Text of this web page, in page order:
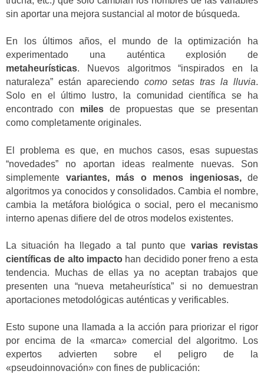
sin aportar una mejora sustancial al motor de búsqueda.
En los últimos años, el mundo de la optimización ha
experimentado una auténtica explosión de
metaheurísticas. Nuevos algoritmos “inspirados en la
naturaleza” están apareciendo como setas tras la lluvia.
Solo en el último lustro, la comunidad científica se ha
encontrado con miles de propuestas que se presentan
como completamente originales.
El problema es que, en muchos casos, esas supuestas
“novedades” no aportan ideas realmente nuevas. Son
simplemente variantes, más o menos ingeniosas,de
algoritmos ya conocidos y consolidados. Cambia el nombre,
cambia la metáfora biológica o social, pero el mecanismo
interno apenas difiere del de otros modelos existentes.
La situación ha llegado a tal punto que varias revistas
científicas de alto impacto han decidido poner freno a esta
tendencia. Muchas de ellas ya no aceptan trabajos que
presenten una “nueva metaheurística” si no demuestran
aportaciones metodológicas auténticas y verificables.
Esto supone una llamada a la acción para priorizar el rigor
por encima de la «marca» comercial del algoritmo. Los
expertos advierten sobre el peligro de la
«pseudoinnovación» con fines de publicación: